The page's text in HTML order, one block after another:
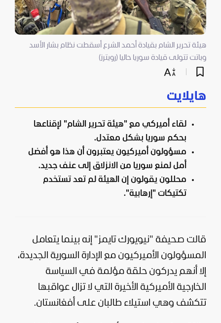
هيئة تحرير الشام بقيادة أحمد الشرع أسقطت نظام بشار الأسد
وباتت تتولى قيادة سوريا حاليا (رويترز)
هايلايت
لقاء أميركي مع "هيئة تحرير الشام" لإقناعها
بحكم سوريا بشكل معتدل.
مسؤولون أميركيون يعتبرون أن هذا هو أفضل
أمل لمنع سوريا من الانزلاق إلى عنف جديد.
محللون يقولون إن الهيئة لم تعد تستخدم
تكتيكات "إرهابية".
قالت صحيفة "نيويورك تايمز" إنه بينما يتعامل
المسؤولون الأميركيون مع الإدارة السورية الجديدة،
إلا أنهم يدركون حلقة مؤلمة في السياسة
الخارجية الأميركية الأخيرة التي لا تزال عواقبها
تتكشف وهي استيلاء طالبان على أفغانستان.